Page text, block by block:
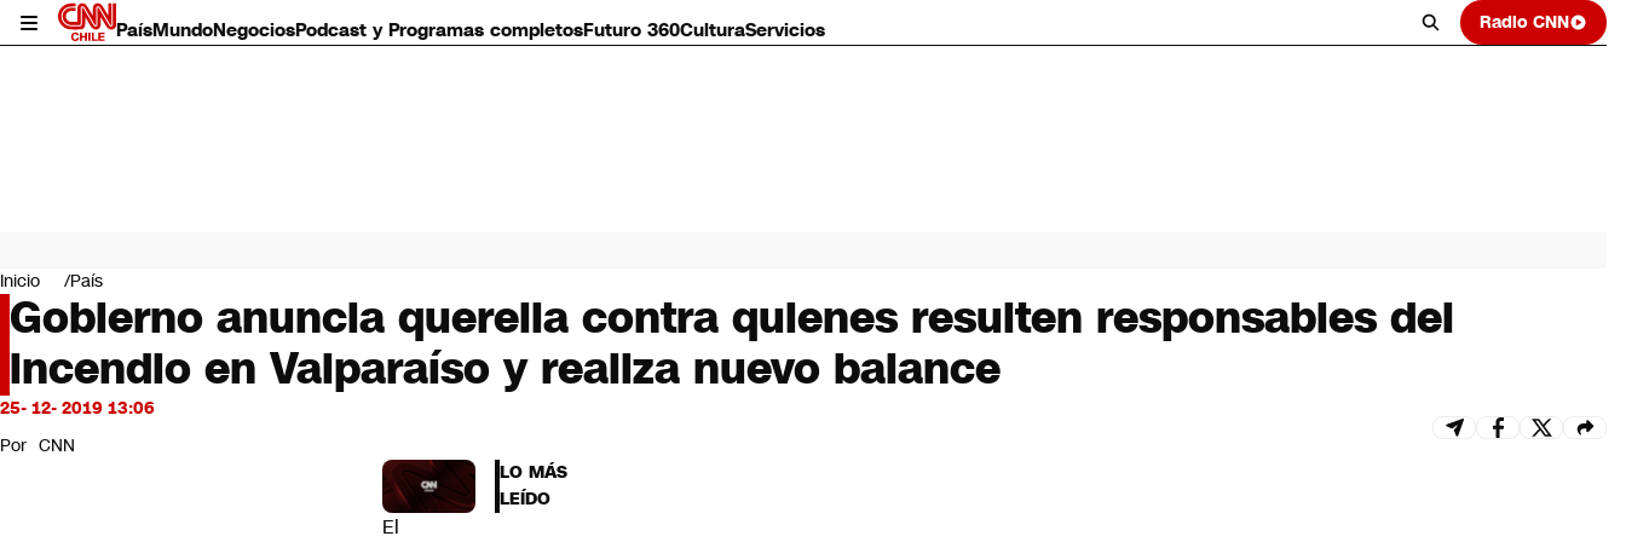
PaísMundoNegociosPodcast y Programas completosFuturo 360CulturaServicios Radio CNN
Mundo
Negocios
Deportes
Programas completos
Cultura
Servicios
Bits
CNN Data
Inicio País
Gobierno anuncia querella contra quienes resulten responsables del
incendio en Valparaíso y realiza nuevo balance
25- 12- 2019 13:06
Por CNN
El
LO MÁS
LEÍDO